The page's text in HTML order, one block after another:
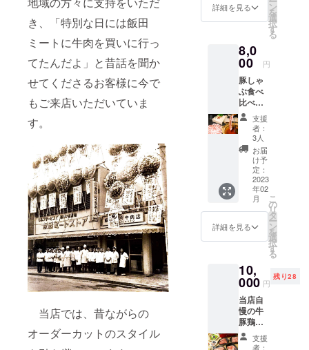
き、「特別な日には飯田
ミートに牛肉を買いに行っ
てたんだよ」と昔話を聞か
せてくださるお客様に今で
もご来店いただいていま
す。
当店では、昔ながらの
オーダーカットのスタイル
年、4代目就
任を機に東
戸越銀座商
店街に新し
く店を構
え、売り上
げ、客数も
増えていく
が、半年も
たたずに新
型コロナが
流行しはじ
め客数が激
減。それに
響で危機的
状況に…。
詳細を見る ン
を
選
択
す
る
8,0
00 円
豚しゃ
ぶ食べ
比べ
セット
(2~3人
前)と感
謝の
メー
ル。オ
ンライ
ショッ
プでR5
年3月末
まで使
Fクーポ
ンつ
き。 ＜
セット
内容＞
深雪も
ち豚の
しゃぶ
支援
者：
3人
お届
け予
定：
2023
年02
月
詳細を見る
こ
の
リ
タ
ー
ン
を
選
択
す
る
10,
000 円
残り28
当店自
慢の牛
豚鶏焼
肉セッ
ト500g
支援
者：